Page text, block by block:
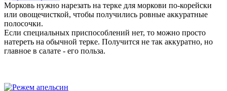
Морковь нужно нарезать на терке для моркови по-корейски
или овощечисткой, чтобы получились ровные аккуратные
полосочки.
Если специальных приспособлений нет, то можно просто
натереть на обычной терке. Получится не так аккуратно, но
главное в салате - его польза.